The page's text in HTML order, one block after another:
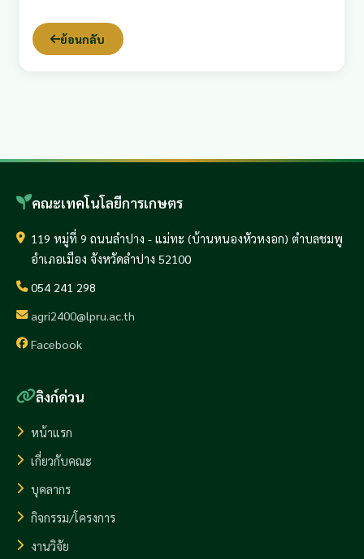
ย้อนกลับ
คณะเทคโนโลยีการเกษตร
119 หมู่ที่ 9 ถนนลำปาง - แม่ทะ (บ้านหนองหัวหงอก) ตำบลชมพู
อำเภอเมือง จังหวัดลำปาง 52100
054 241 298
agri2400@lpru.ac.th
Facebook
ลิงก์ด่วน
หน้าแรก
เกี่ยวกับคณะ
บุคลากร
กิจกรรม/โครงการ
งานวิจัย